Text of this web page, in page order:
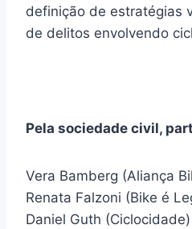
definição de estratégias
de delitos envolvendo
Pela sociedade civil,
Vera Bamberg (Aliança
Renata Falzoni (Bike é
Daniel Guth (Ciclocidade)